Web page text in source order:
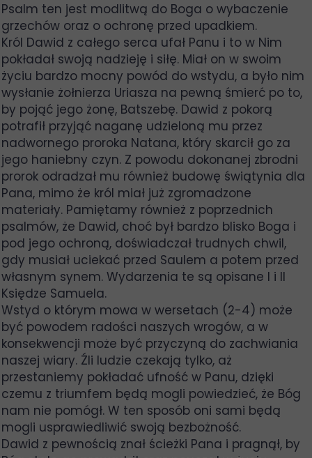
Psalm ten jest modlitwą do Boga o wybaczenie
grzechów oraz o ochronę przed upadkiem.
Król Dawid z całego serca ufał Panu i to w Nim
pokładał swoją nadzieję i siłę. Miał on w swoim
życiu bardzo mocny powód do wstydu, a było nim
wysłanie żołnierza Uriasza na pewną śmierć po to,
by pojąć jego żonę, Batszebę. Dawid z pokorą
potrafił przyjąć naganę udzieloną mu przez
nadwornego proroka Natana, który skarcił go za
jego haniebny czyn. Z powodu dokonanej zbrodni
prorok odradzał mu również budowę świątynia dla
Pana, mimo że król miał już zgromadzone
materiały. Pamiętamy również z poprzednich
psalmów, że Dawid, choć był bardzo blisko Boga i
pod jego ochroną, doświadczał trudnych chwil,
gdy musiał uciekać przed Saulem a potem przed
własnym synem. Wydarzenia te są opisane I i II
Księdze Samuela.
Wstyd o którym mowa w wersetach (2-4) może
być powodem radości naszych wrogów, a w
konsekwencji może być przyczyną do zachwiania
naszej wiary. Źli ludzie czekają tylko, aż
przestaniemy pokładać ufność w Panu, dzięki
czemu z triumfem będą mogli powiedzieć, że Bóg
nam nie pomógł. W ten sposób oni sami będą
mogli usprawiedliwić swoją bezbożność.
Dawid z pewnością znał ścieżki Pana i pragnął, by